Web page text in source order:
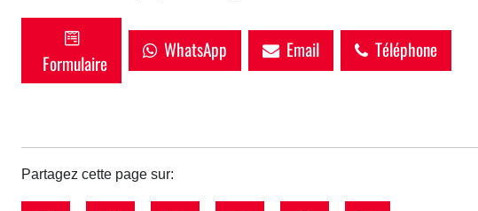
Formulaire
WhatsApp Email Téléphone
Partagez cette page sur: